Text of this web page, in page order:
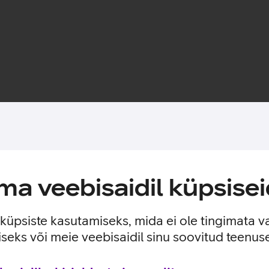
veebisaidil
kasutamiseks, mida ei ole tingimata
või meie veebisaidil sinu soovitud
lisakaitsekihi jättes nähtavale seadme disaini. Nii on